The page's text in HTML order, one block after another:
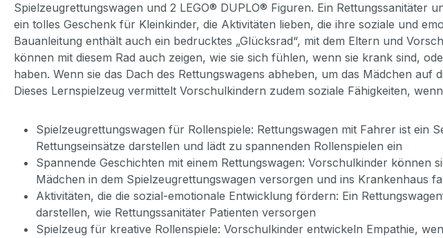
Spielzeugrettungswagen und 2 LEGO® DUPLO® Figuren. Ein Rettungssanitäter
ein tolles Geschenk für Kleinkinder, die Aktivitäten lieben, die ihre soziale und
Bauanleitung enthält auch ein bedrucktes „Glücksrad“, mit dem Eltern und
können mit diesem Rad auch zeigen, wie sie sich fühlen, wenn sie krank sind,
haben. Wenn sie das Dach des Rettungswagens abheben, um das Mädchen
Dieses Lernspielzeug vermittelt Vorschulkindern zudem soziale Fähigkeiten,
Spielzeugrettungswagen für Rollenspiele: Rettungswagen mit Fahrer ist ein
Rettungseinsätze darstellen und lädt zu spannenden Rollenspielen ein
Spannende Geschichten mit einem Rettungswagen: Vorschulkinder
Mädchen in dem Spielzeugrettungswagen versorgen und ins Krankenhaus
Aktivitäten, die die sozial-emotionale Entwicklung fördern: Ein
darstellen, wie Rettungssanitäter Patienten versorgen
Spielzeug für kreative Rollenspiele: Vorschulkinder entwickeln Empathie,